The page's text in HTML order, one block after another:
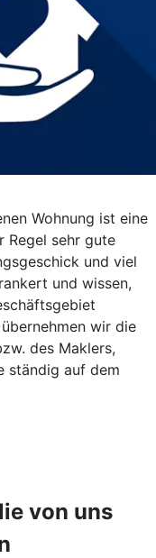
Wohnung ist eine
Regel sehr gute
und viel
und wissen,
wir die
des Maklers,
ständig auf dem
von uns